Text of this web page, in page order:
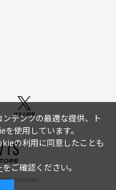
Reserved.
テンツの最適な提供、ト
使用しています。
の利用に同意したことも
をご確認ください。